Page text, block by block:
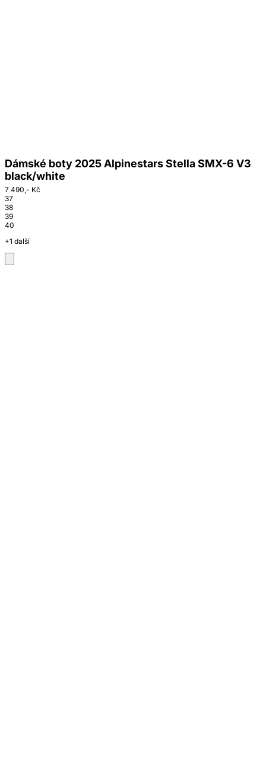
Dámské boty 2025 Alpinestars Stella SMX-6 V3
black/white
7 490,- Kč
37
38
39
40
+1 další